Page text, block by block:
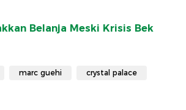
Belanja Meski Krisis Bek
marc guehi crystal palace